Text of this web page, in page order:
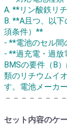
A. **リン酸鉄リ
B. **A且つ、以
須条件）**
- **電池のセル
- **過充電・過
BMSの要件（B
類のリチウムイ
す。電池メーカ
－－－－－－－
セット内容のケ